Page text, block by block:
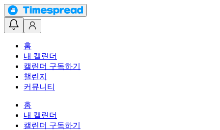
홈
내 캘린더
캘린더 구독하기
챌린지
커뮤니티
홈
내 캘린더
캘린더 구독하기